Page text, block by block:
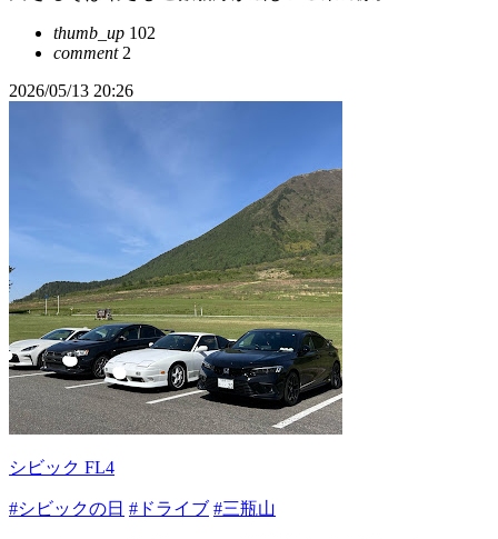
thumb_up 102
comment2
2026/05/13 20:26
シビック FL4
#シビックの日 #ドライブ #三瓶山